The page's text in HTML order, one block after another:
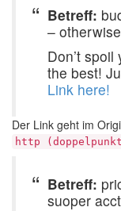
Betreff:
–
Don’t
the best!
Link here!
Der Link geht im
http
Betreff:
suoper